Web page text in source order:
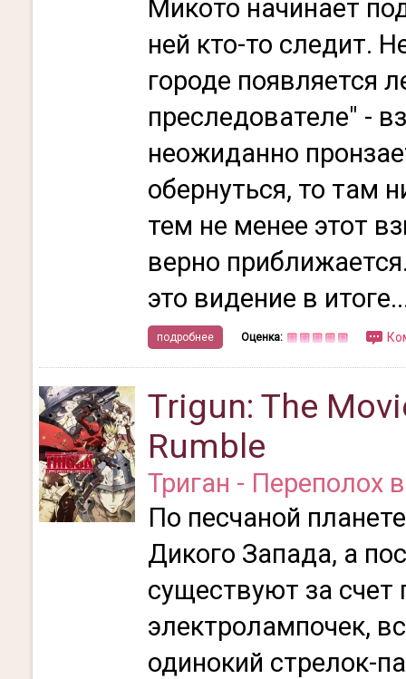
Микото начинает
ней кто-то следит.
городе появляется
преследователе" -
неожиданно
обернуться, то там
тем не менее этот
верно
это видение в
подробнее Оценка:
Trigun: The
Rumble
Триган - Переполох
По песчаной
Дикого Запада, а
существуют за счет
электролампочек,
одинокий стрелок-